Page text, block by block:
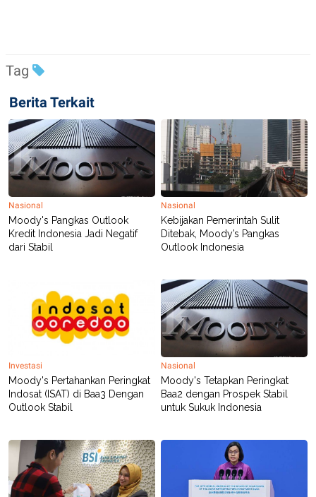
Tag
Berita Terkait
Nasional
Moody's Pangkas Outlook
Kredit Indonesia Jadi Negatif
dari Stabil
Nasional
Kebijakan Pemerintah Sulit
Ditebak, Moody’s Pangkas
Outlook Indonesia
Investasi
Moody's Pertahankan Peringkat
Indosat (ISAT) di Baa3 Dengan
Outlook Stabil
Nasional
Moody's Tetapkan Peringkat
Baa2 dengan Prospek Stabil
untuk Sukuk Indonesia